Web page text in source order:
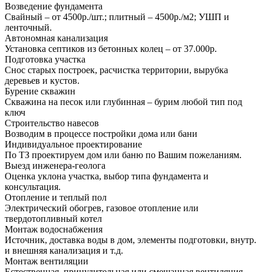
Возведение фундамента
Свайный – от 4500р./шт.; плитный – 4500р./м2; УШП и
ленточный.
Автономная канализация
Установка септиков из бетонных колец – от 37.000р.
Подготовка участка
Снос старых построек, расчистка территории, вырубка
деревьев и кустов.
Бурение скважин
Скважина на песок или глубинная – бурим любой тип под
ключ
Строительство навесов
Возводим в процессе постройки дома или бани
Индивидуальное проектирование
По ТЗ проектируем дом или баню по Вашим пожеланиям.
Выезд инженера-геолога
Оценка уклона участка, выбор типа фундамента и
консультация.
Отопление и теплый пол
Электрический обогрев, газовое отопление или
твердотопливный котел
Монтаж водоснабжения
Источник, доставка воды в дом, элементы подготовки, внутр.
и внешняя канализация и т.д.
Монтаж вентиляции